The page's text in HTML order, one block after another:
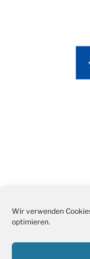
Wir verwenden
optimieren.